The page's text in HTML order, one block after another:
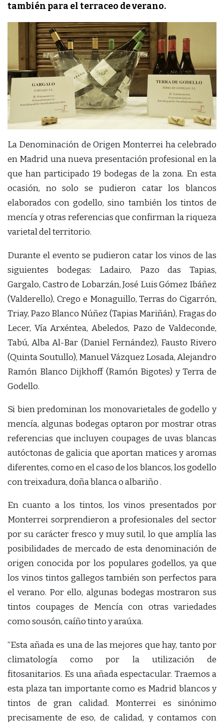
también para el terraceo de verano.
La Denominación de Origen Monterrei ha celebrado
en Madrid una nueva presentación profesional en la
que han participado 19 bodegas de la zona. En esta
ocasión, no solo se pudieron catar los blancos
elaborados con godello, sino también los tintos de
mencía y otras referencias que confirman la riqueza
varietal del territorio.
Durante el evento se pudieron catar los vinos de las
siguientes bodegas: Ladairo, Pazo das Tapias,
Gargalo, Castro de Lobarzán, José Luis Gómez Ibáñez
(Valderello), Crego e Monaguillo, Terras do Cigarrón,
Triay, Pazo Blanco Núñez (Tapias Mariñán), Fragas do
Lecer, Vía Arxéntea, Abeledos, Pazo de Valdeconde,
Tabú, Alba Al-Bar (Daniel Fernández), Fausto Rivero
(Quinta Soutullo), Manuel Vázquez Losada, Alejandro
Ramón Blanco Dijkhoff (Ramón Bigotes) y Terra de
Godello.
Si bien predominan los monovarietales de godello y
mencía, algunas bodegas optaron por mostrar otras
referencias que incluyen coupages de uvas blancas
autóctonas de galicia que aportan matices y aromas
diferentes, como en el caso de los blancos, los godello
con treixadura, doña blanca o albariño .
En cuanto a los tintos, los vinos presentados por
Monterrei sorprendieron a profesionales del sector
por su carácter fresco y muy sutil, lo que amplía las
posibilidades de mercado de esta denominación de
origen conocida por los populares godellos, ya que
los vinos tintos gallegos también son perfectos para
el verano. Por ello, algunas bodegas mostraron sus
tintos coupages de Mencía con otras variedades
como sousón, caíño tinto y araúxa.
“Esta añada es una de las mejores que hay, tanto por
climatología como por la utilización de
fitosanitarios. Es una añada espectacular. Traemos a
esta plaza tan importante como es Madrid blancos y
tintos de gran calidad. Monterrei es sinónimo
precisamente de eso, de calidad, y contamos con